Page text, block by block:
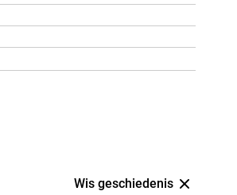
Wis geschiedenis